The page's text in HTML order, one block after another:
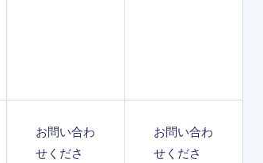
お問い合わ
せくださ
お問い合わ
せくださ